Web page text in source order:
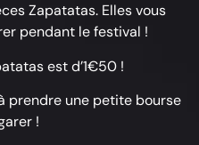
Zapatatas. Elles vous
pendant le festival !
est d’1€50 !
prendre une petite bourse
!